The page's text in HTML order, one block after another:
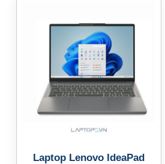
Laptop Lenovo IdeaPad